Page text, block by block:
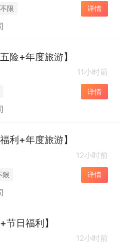
限 详情
险+年度旅游】
11小时前
详情
利+年度旅游】
12小时前
限 详情
日福利】
12小时前